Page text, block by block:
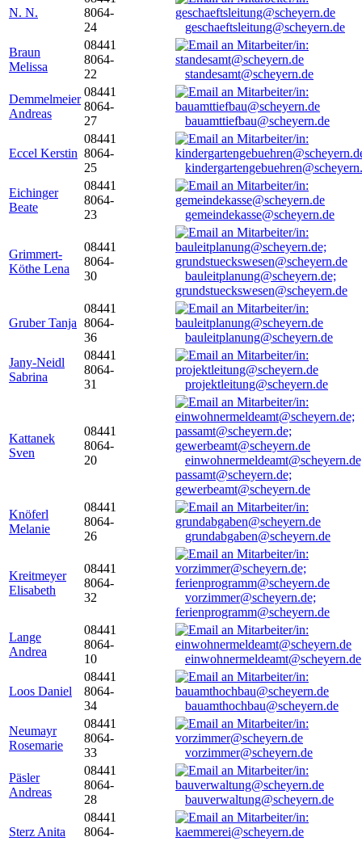
N. N.
8064-
24
geschaeftsleitung@scheyern.de
Braun
Melissa
08441
8064-
22
standesamt@scheyern.de
Demmelmeier
Andreas
08441
8064-
27
bauamttiefbau@scheyern.de
Eccel Kerstin
08441
8064-
25
Eichinger
Beate
08441
8064-
23
gemeindekasse@scheyern.de
Grimmert-
Köthe Lena
08441
8064-
30
bauleitplanung@scheyern.de;
grundstueckswesen@scheyern.de
Gruber Tanja
08441
8064-
36
bauleitplanung@scheyern.de
Jany-Neidl
Sabrina
08441
8064-
31
projektleitung@scheyern.de
Kattanek
Sven
08441
8064-
20
passamt@scheyern.de;
gewerbeamt@scheyern.de
Knöferl
Melanie
08441
8064-
26
grundabgaben@scheyern.de
Kreitmeyer
Elisabeth
08441
8064-
32
vorzimmer@scheyern.de;
ferienprogramm@scheyern.de
Lange
Andrea
08441
8064-
10
einwohnermeldeamt@scheyern.de
Loos Daniel
08441
8064-
34
bauamthochbau@scheyern.de
Neumayr
Rosemarie
08441
8064-
33
vorzimmer@scheyern.de
Päsler
Andreas
08441
8064-
28
bauverwaltung@scheyern.de
Sterz Anita
08441
8064-